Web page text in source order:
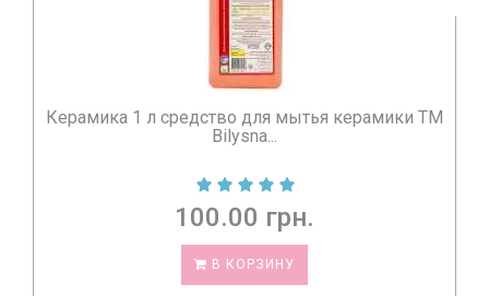
Керамика 1 л средство для мытья керамики TM
Bilysna...
100.00 грн.
В КОРЗИНУ